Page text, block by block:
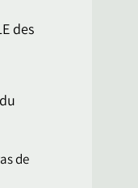
des
de